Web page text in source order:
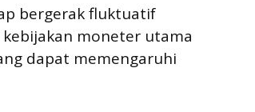
bergerak fluktuatif
moneter utama
dapat memengaruhi